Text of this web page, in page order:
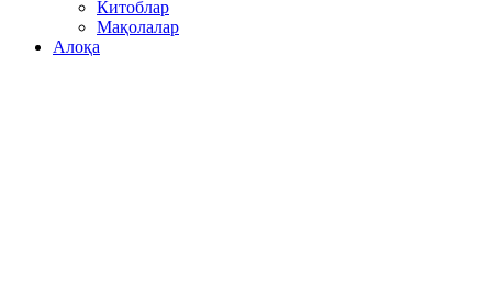
Китоблар
Мақолалар
Алоқа